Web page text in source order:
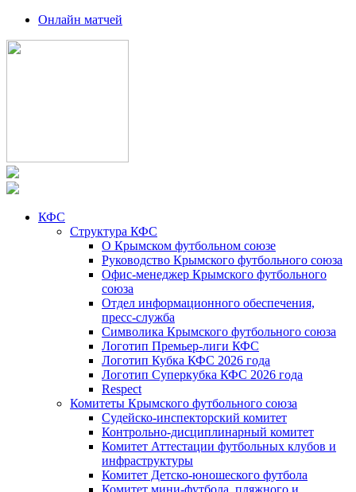
Онлайн матчей
КФС
Структура КФС
О Крымском футбольном союзе
Руководство Крымского футбольного союза
Офис-менеджер Крымского футбольного
союза
Отдел информационного обеспечения,
пресс-служба
Символика Крымского футбольного союза
Логотип Премьер-лиги КФС
Логотип Кубка КФС 2026 года
Логотип Суперкубка КФС 2026 года
Respect
Комитеты Крымского футбольного союза
Судейско-инспекторский комитет
Контрольно-дисциплинарный комитет
Комитет Аттестации футбольных клубов и
инфраструктуры
Комитет Детско-юношеского футбола
Комитет мини-футбола, пляжного и